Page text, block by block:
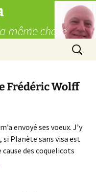
même chose
Frédéric Wolff
envoyé ses voeux. J’y
si Planète sans visa est
des coquelicots